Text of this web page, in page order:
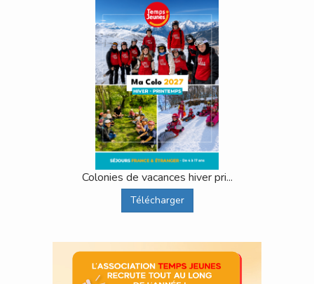
Colonies de vacances hiver pri...
Télécharger